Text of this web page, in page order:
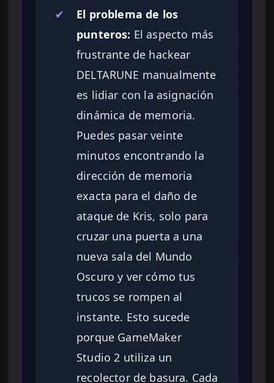
✔
El problema de los
punteros: El aspecto más
frustrante de hackear
DELTARUNE manualmente
es lidiar con la asignación
dinámica de memoria.
Puedes pasar veinte
minutos encontrando la
dirección de memoria
exacta para el daño de
ataque de Kris, solo para
cruzar una puerta a una
nueva sala del Mundo
Oscuro y ver cómo tus
trucos se rompen al
instante. Esto sucede
porque GameMaker
Studio 2 utiliza un
recolector de basura. Cada